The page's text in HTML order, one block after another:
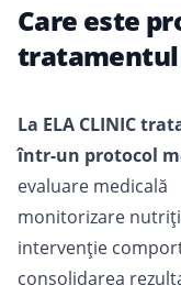
Care este
La ELA CLINIC
într-un protocol
evaluare medicală
monitorizare
intervenție
consolidarea